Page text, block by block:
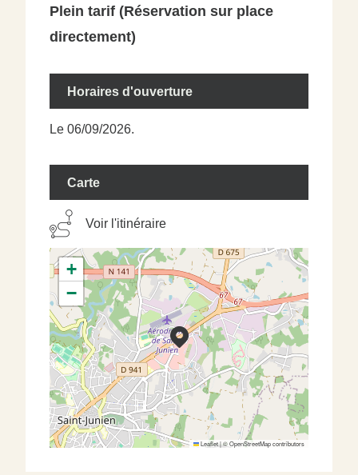
Plein tarif (Réservation sur place
directement)
Horaires d'ouverture
Le 06/09/2026.
Carte
Voir l'itinéraire
+
−
Leaflet|©OpenStreetMapcontributors